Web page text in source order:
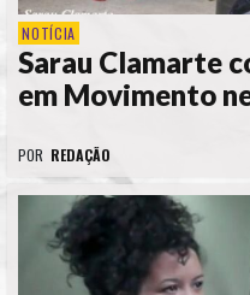
NOTÍCIA
Sarau Clamarte
em Movimento
POR REDAÇÃO